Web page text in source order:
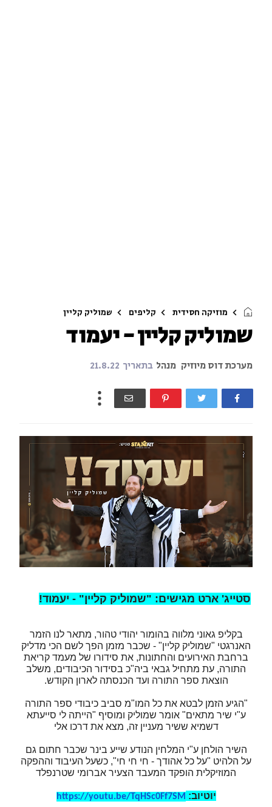
מוזיקה חסידית קליפים שמוליק קליין
שמוליק קליין - יעמוד
מערכת דוס מיוזיק מנהל בתאריך 21.8.22
סטייג' ארט מגישים: "שמוליק קליין" - יעמוד!
בקליפ גאוני מלווה בהומור יהודי טהור, מתאר לנו הזמר
האנרגטי "שמוליק קליין" - שכבר מזמן הפך לשם הכי מדליק
ברחבת האירועים והחתונות, את סידורו של מעמד קריאת
התורה, עת מתחיל גבאי ביה"כ בסידור הכיבודים, משלב
הוצאת ספר התורה ועד הכנסתה לארון הקודש.
"הגיע הזמן לבטא את כל המו"מ סביב כיבודי ספר התורה
ע"י שיר מתאים" אומר שמוליק ומוסיף "הייתה לי סייעתא
דשמיא ששיר מעניין זה, מצא את דרכו אלי
השיר הולחן ע"י המלחין הנודע שייע בינר שכבר חתום גם
על הלהיט "על כל אהודך - חי חי חי", כשעל העיבוד וההפקה
המוזיקלית הופקד המעבד הצעיר אברומי שטרנפלד
יוטיוב: https://youtu.be/TqHSc0Ff7SM